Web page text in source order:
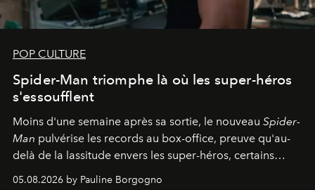
POP CULTURE
Spider-Man triomphe là où les super-héros
s'essoufflent
Moins d'une semaine après sa sortie, le nouveau Spider-
Man pulvérise les records au box-office, preuve qu'au-
delà de la lassitude envers les super-héros, certains
personnages continuent de susciter une ferveur intacte.
05.08.2026 by Pauline Borgogno